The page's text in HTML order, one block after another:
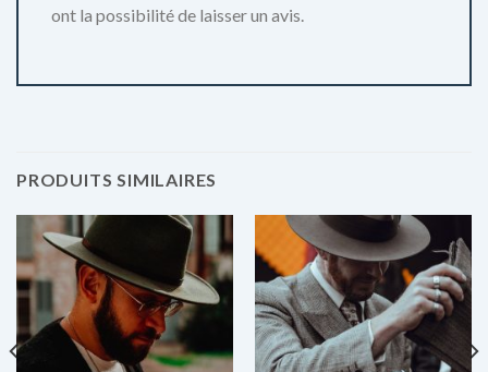
ont la possibilité de laisser un avis.
PRODUITS SIMILAIRES